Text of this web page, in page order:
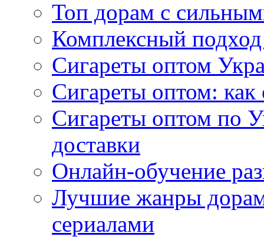
Топ дорам с
Комплексный
Сигареты оптом
Сигареты оптом: как
Сигареты оптом по
доставки
Онлайн-обучение
Лучшие жанры дорам
сериалами